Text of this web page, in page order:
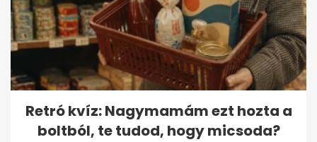
Retró kvíz: Nagymamám ezt hozta a
boltból, te tudod, hogy micsoda?